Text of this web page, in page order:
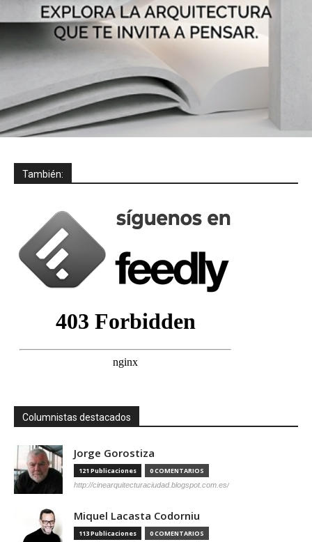
También:
Columnistas destacados
Jorge Gorostiza
121 Publicaciones 0 COMENTARIOS
http://cinearquitecturaciudad.blogspot.com.es/
Miquel Lacasta Codorniu
113 Publicaciones 0 COMENTARIOS